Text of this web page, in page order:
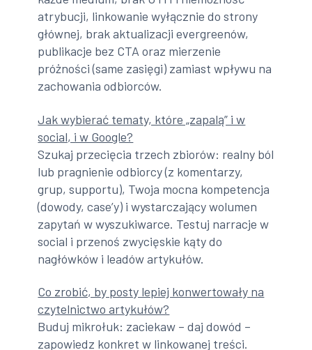
atrybucji, linkowanie wyłącznie do strony
głównej, brak aktualizacji evergreenów,
publikacje bez CTA oraz mierzenie
próżności (same zasięgi) zamiast wpływu na
zachowania odbiorców.
Jak wybierać tematy, które „zapalą” i w
social, i w Google?
Szukaj przecięcia trzech zbiorów: realny ból
lub pragnienie odbiorcy (z komentarzy,
grup, supportu), Twoja mocna kompetencja
(dowody, case’y) i wystarczający wolumen
zapytań w wyszukiwarce. Testuj narracje w
social i przenoś zwycięskie kąty do
nagłówków i leadów artykułów.
Co zrobić, by posty lepiej konwertowały na
czytelnictwo artykułów?
Buduj mikrołuk: zaciekaw – daj dowód –
zapowiedz konkret w linkowanej treści.